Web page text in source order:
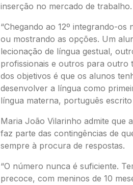
inserção no mercado de trabalho.
“Chegando ao 12º integrando-
ou mostrando as opções. Um
lecionação de língua gestual,
profissionais e outros para outro
dos objetivos é que os alunos
desenvolver a língua como
língua materna, português escrito
Maria João Vilarinho admite que
faz parte das contingências de
sempre à procura de respostas.
“O número nunca é suficiente.
precoce, com meninos de 10